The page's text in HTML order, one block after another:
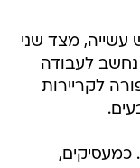
מצד שני
לעבודה
לקריירות
כמעסיקים,